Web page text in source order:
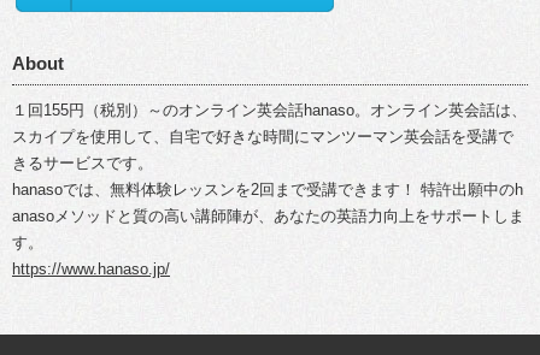
About
１回155円（税別）～のオンライン英会話hanaso。オンライン英会話は、
スカイプを使用して、自宅で好きな時間にマンツーマン英会話を受講で
きるサービスです。
hanasoでは、無料体験レッスンを2回まで受講できます！ 特許出願中のh
anasoメソッドと質の高い講師陣が、あなたの英語力向上をサポートしま
す。
https://www.hanaso.jp/